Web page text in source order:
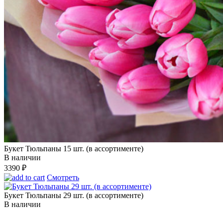
Букет Тюльпаны 15 шт. (в ассортименте)
В наличии
3390 ₽
Смотреть
Букет Тюльпаны 29 шт. (в ассортименте)
В наличии